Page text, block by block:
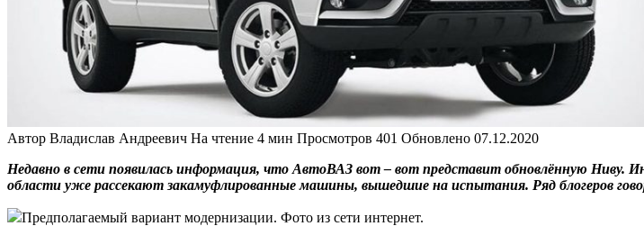
Автор Владислав Андреевич На чтение 4 мин Просмотров 401 Обновлено 07.12.2020
Недавно в сети появилась информация, что АвтоВАЗ вот – вот представит обновлённую Ниву.
области уже рассекают закамуфлированные машины, вышедшие на испытания. Ряд блогеров
Предполагаемый вариант модернизации. Фото из сети интернет.